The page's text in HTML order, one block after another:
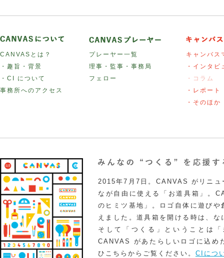
CANVASとは？
・趣旨・背景
・CI について
事務所へのアクセス
プレーヤー一覧
理事・監事・事務局
フェロー
キャンバス
・インタビ
・コラム
・レポート
・そのほか
2015年7月7日。CANVAS がリニュ
なが自由に使える「お道具箱」。
のヒミツ基地」。ロゴ自体に遊び
えました。道具箱を開ける時は、
そして「つくる」ということは
CANVAS があたらしいロゴに込め
ひこちらからご覧ください。 CIにつ